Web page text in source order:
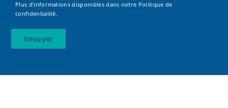
Plus d'informations disponibles dans notre Politique de
confidentialité.
Envoyer